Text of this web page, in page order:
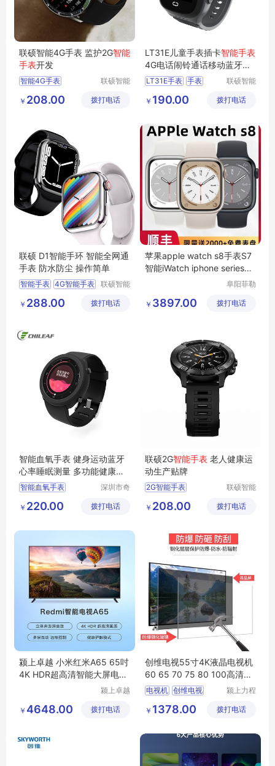
联硕智能4G手表 监护2G智能
手表开发
智能4G手表
健康智能运动手表
联硕智能
有限公司
￥ 208.00 拨打电话
LT31E儿童手表插卡智能手表
4G电话闹铃通话移动蓝牙音
乐男女
LT31E手表 手表
4G手表
联硕智能
有限公司
￥ 190.00 拨打电话
联硕 D1智能手环 智能全网通
手表 防水防尘 操作简单
智能手表 4G智能手表
心脑血管疾病预警手表
联硕智能
有限公司
￥ 288.00 拨打电话
苹果apple watch s8手表S7
智能iWatch iphone series新
阜阳菲勒
公司
￥ 3897.00 拨打电话
智能血氧手表 健身运动蓝牙
心率睡眠测量 多功能健康腕
表
智能血氧手表
深圳心率手表
智能手表批发
深圳市奇
限公司
￥ 220.00 拨打电话
联硕2G智能手表 老人健康运
动生产贴牌
2G智能手表
4G智能手表
智能运动手表
联硕智能
有限公司
￥ 208.00 拨打电话
颍上卓越 小米红米A65 65吋
4K HDR超高清智能大屏电视
颍上卓越
有限公司
￥ 4648.00 拨打电话
创维电视55寸4K液晶电视机
60 65 70 75 80 100高清网
络智能电视机
电视机 创维电视
智能电视机
颍上力程
有限公司
￥ 1378.00 拨打电话